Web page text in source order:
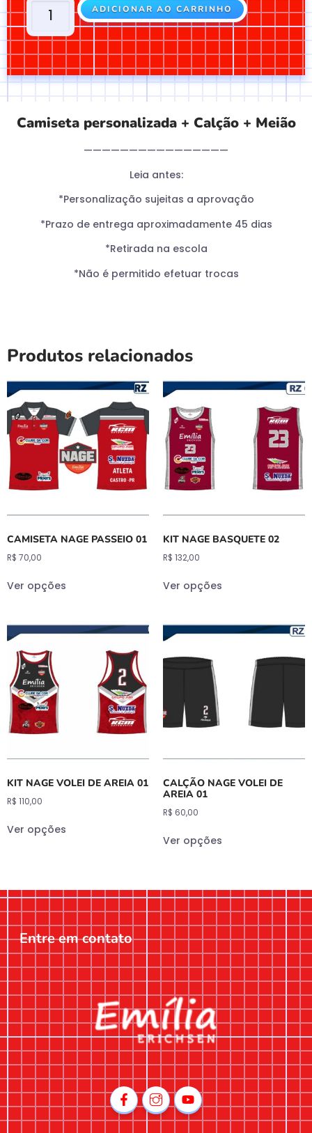
ADICIONAR AO CARRINHO
Camiseta personalizada + Calção + Meião
————————————————
Leia antes:
*Personalização sujeitas a aprovação
*Prazo de entrega aproximadamente 45 dias
*Retirada na escola
*Não é permitido efetuar trocas
Produtos relacionados
CAMISETA NAGE PASSEIO 01
R$ 70,00
Ver opções
KIT NAGE BASQUETE 02
R$ 132,00
Ver opções
KIT NAGE VOLEI DE AREIA 01
R$ 110,00
Ver opções
CALÇÃO NAGE VOLEI DE
AREIA 01
R$ 60,00
Ver opções
Entre em contato